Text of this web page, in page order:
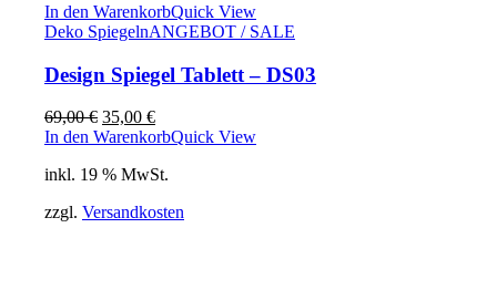
In den WarenkorbQuick View
Deko SpiegelnANGEBOT / SALE
Design Spiegel Tablett – DS03
69,00€ Ursprünglicher
Preis
69,00 €
35,00 €Aktueller
Preis
35,00 €.
In den WarenkorbQuick View
inkl. 19 % MwSt.
zzgl. Versandkosten